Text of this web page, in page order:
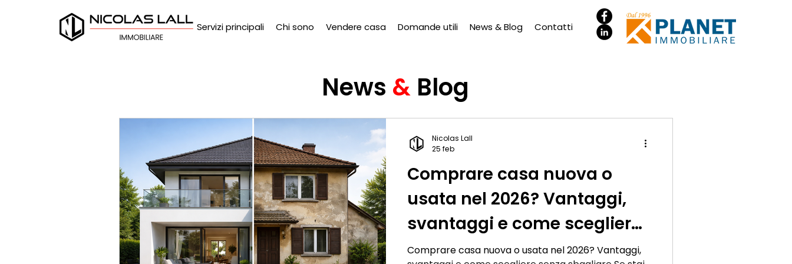
Servizi principali Chi sono Vendere casa Domande utili News & Blog Contatti
News & Blog
Comprare casa nuova o
usata nel 2026? Vantaggi,
svantaggi e come scegliere
senza sbagliare
Comprare casa nuova o usata nel 2026? Vantaggi,
Nicolas Lall
25 feb